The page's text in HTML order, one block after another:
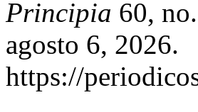
Principia 60,
agosto 6, 2026.
https://